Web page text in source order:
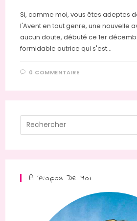
Si, comme moi, vous êtes adeptes
l'Avent en tout genre, une nouvelle
aucun doute, débuté ce 1er
formidable autrice qui s'est…
0 COMMENTAIRE
A Propos De Moi